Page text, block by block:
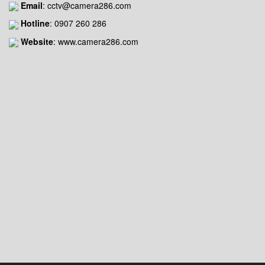
Email: cctv@camera286.com
Hotline: 0907 260 286
Website: www.camera286.com